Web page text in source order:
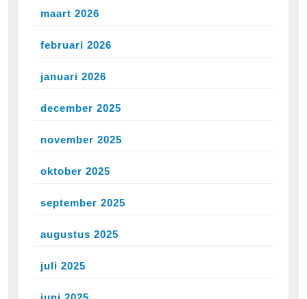
maart 2026
februari 2026
januari 2026
december 2025
november 2025
oktober 2025
september 2025
augustus 2025
juli 2025